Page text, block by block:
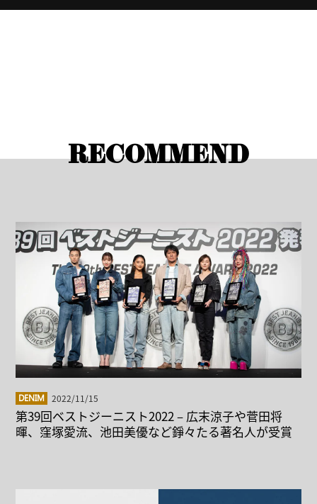
RECOMMEND
DENIM 2022/11/15
第39回ベストジーニスト2022 – 広末涼⼦や菅⽥将
暉、窪塚愛流、池⽥美優など錚々たる著名人が受賞